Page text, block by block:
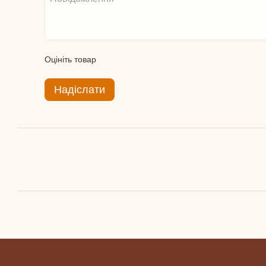
Оцініть товар
Надіслати